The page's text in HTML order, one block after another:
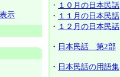
示
・ １０月の日本民話
・ １１月の日本民話
・ １２月の日本民話
・ 日本民話 第2部
・ 日本民話の用語集